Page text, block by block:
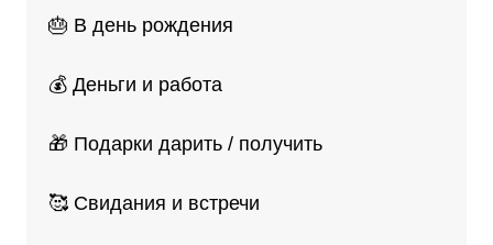
🎂 В день рождения
💰 Деньги и работа
🎁 Подарки дарить / получить
🥰 Свидания и встречи